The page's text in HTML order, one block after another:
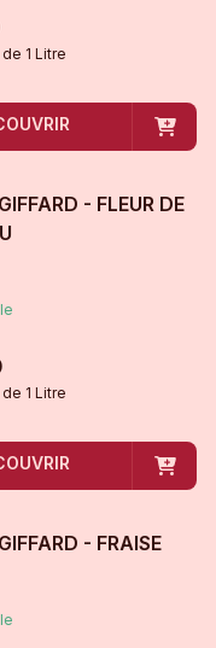
de 1 Litre
- FLEUR DE
de 1 Litre
- FRAISE